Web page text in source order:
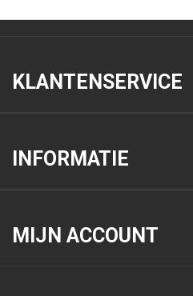
KLANTENSERVICE
INFORMATIE
MIJN ACCOUNT